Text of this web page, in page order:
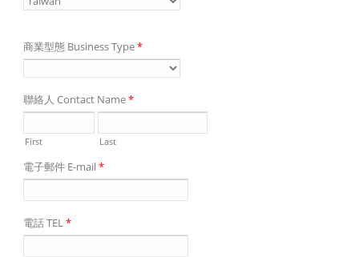
商業型態 Business Type*
聯絡人 Contact Name*
First Last
電子郵件 E-mail*
電話 TEL*